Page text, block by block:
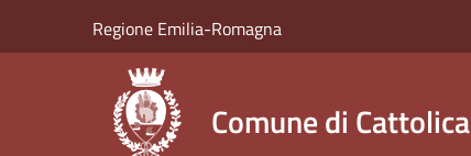
Regione Emilia-Romagna
Comune di Cattolica